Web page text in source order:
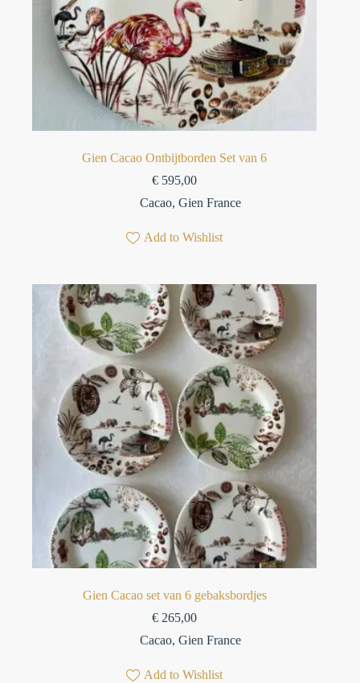
Gien Cacao Ontbijtborden Set van 6
€ 595,00
Cacao,Gien France
Add to Wishlist
Gien Cacao set van 6 gebaksbordjes
€ 265,00
Cacao,Gien France
Add to Wishlist